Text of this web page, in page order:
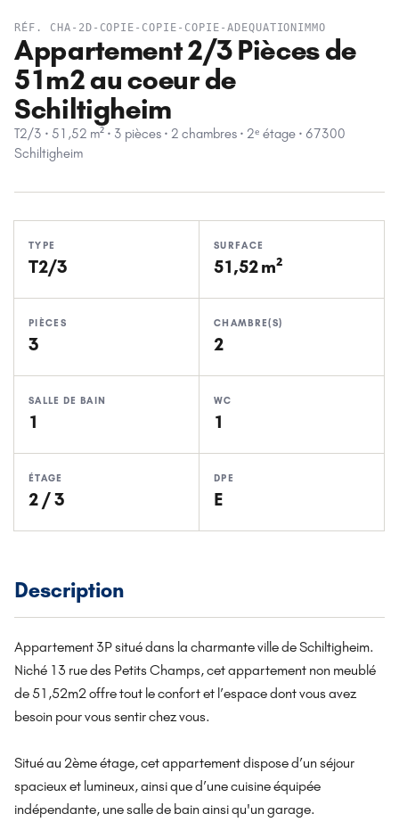
RÉF. CHA-2D-COPIE-COPIE-COPIE-ADEQUATIONIMMO
Appartement 2/3 Pièces de
51m2 au coeur de
Schiltigheim
T2/3 · 51,52 m² · 3 pièces · 2 chambres · 2ᵉ étage · 67300
Schiltigheim
TYPE
T2/3
SURFACE
51,52 m²
PIÈCES
3
CHAMBRE(S)
2
SALLE DE BAIN
1
WC
1
ÉTAGE
2 / 3
DPE
E
Description
Appartement 3P situé dans la charmante ville de Schiltigheim.
Niché 13 rue des Petits Champs, cet appartement non meublé
de 51,52m2 offre tout le confort et l’espace dont vous avez
besoin pour vous sentir chez vous.
Situé au 2ème étage, cet appartement dispose d’un séjour
spacieux et lumineux, ainsi que d’une cuisine équipée
indépendante, une salle de bain ainsi qu'un garage.